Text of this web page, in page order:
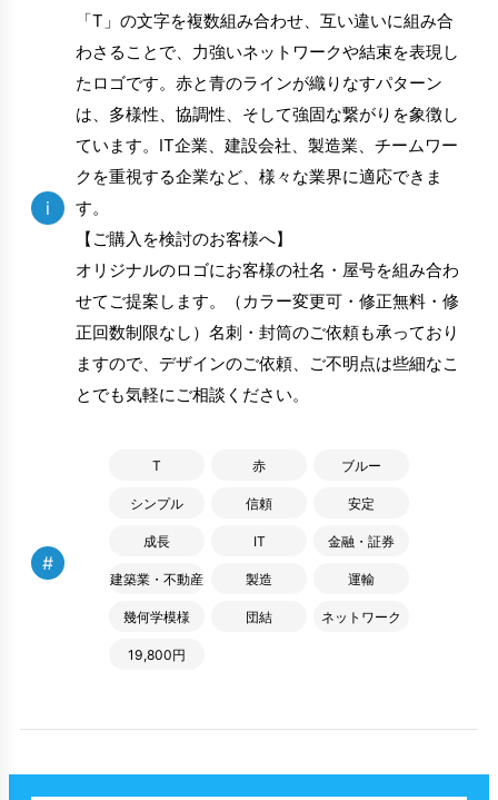
i
「T」の文字を複数組み合わせ、互い違いに組み合
わさることで、力強いネットワークや結束を表現し
たロゴです。赤と青のラインが織りなすパターン
は、多様性、協調性、そして強固な繋がりを象徴し
ています。IT企業、建設会社、製造業、チームワー
クを重視する企業など、様々な業界に適応できま
す。
【ご購入を検討のお客様へ】
オリジナルのロゴにお客様の社名・屋号を組み合わ
せてご提案します。（カラー変更可・修正無料・修
正回数制限なし）名刺・封筒のご依頼も承っており
ますので、デザインのご依頼、ご不明点は些細なこ
とでも気軽にご相談ください。
#
T 赤 ブルー
シンプル 信頼 安定
成長 IT 金融・証券
建築業・不動産 製造 運輸
幾何学模様 団結 ネットワーク
19,800円